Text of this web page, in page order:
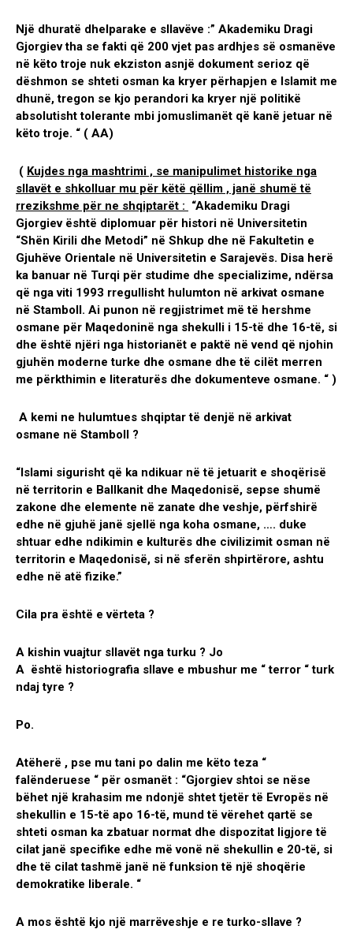
Një dhuratë dhelparake e sllavëve :” Akademiku Dragi
Gjorgiev tha se fakti që 200 vjet pas ardhjes së osmanëve
në këto troje nuk ekziston asnjë dokument serioz që
dëshmon se shteti osman ka kryer përhapjen e Islamit me
dhunë, tregon se kjo perandori ka kryer një politikë
absolutisht tolerante mbi jomuslimanët që kanë jetuar në
këto troje. “ ( AA)
( Kujdes nga mashtrimi , se manipulimet historike nga
sllavët e shkolluar mu për këtë qëllim , janë shumë të
rrezikshme për ne shqiptarët : “Akademiku Dragi
Gjorgiev është diplomuar për histori në Universitetin
“Shën Kirili dhe Metodi” në Shkup dhe në Fakultetin e
Gjuhëve Orientale në Universitetin e Sarajevës. Disa herë
ka banuar në Turqi për studime dhe specializime, ndërsa
që nga viti 1993 rregullisht hulumton në arkivat osmane
në Stamboll. Ai punon në regjistrimet më të hershme
osmane për Maqedoninë nga shekulli i 15-të dhe 16-të, si
dhe është njëri nga historianët e paktë në vend që njohin
gjuhën moderne turke dhe osmane dhe të cilët merren
me përkthimin e literaturës dhe dokumenteve osmane. “ )
A kemi ne hulumtues shqiptar të denjë në arkivat
osmane në Stamboll ?
“Islami sigurisht që ka ndikuar në të jetuarit e shoqërisë
në territorin e Ballkanit dhe Maqedonisë, sepse shumë
zakone dhe elemente në zanate dhe veshje, përfshirë
edhe në gjuhë janë sjellë nga koha osmane, …. duke
shtuar edhe ndikimin e kulturës dhe civilizimit osman në
territorin e Maqedonisë, si në sferën shpirtërore, ashtu
edhe në atë fizike.”
Cila pra është e vërteta ?
A kishin vuajtur sllavët nga turku ? Jo
A është historiografia sllave e mbushur me “ terror “ turk
ndaj tyre ?
Po.
Atëherë , pse mu tani po dalin me këto teza “
falënderuese “ për osmanët : “Gjorgiev shtoi se nëse
bëhet një krahasim me ndonjë shtet tjetër të Evropës në
shekullin e 15-të apo 16-të, mund të vërehet qartë se
shteti osman ka zbatuar normat dhe dispozitat ligjore të
cilat janë specifike edhe më vonë në shekullin e 20-të, si
dhe të cilat tashmë janë në funksion të një shoqërie
demokratike liberale. “
A mos është kjo një marrëveshje e re turko-sllave ?